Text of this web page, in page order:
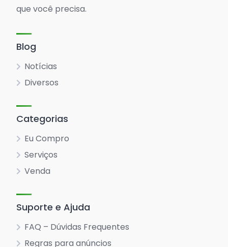
que você precisa.
Blog
Notícias
Diversos
Categorias
Eu Compro
Serviços
Venda
Suporte e Ajuda
FAQ – Dúvidas Frequentes
Regras para anúncios